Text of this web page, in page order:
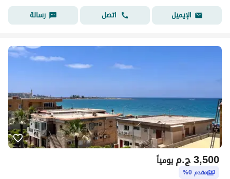
الإيميل
اتصل رسالة
ج.م3,500 يومياً
مقدم 0%